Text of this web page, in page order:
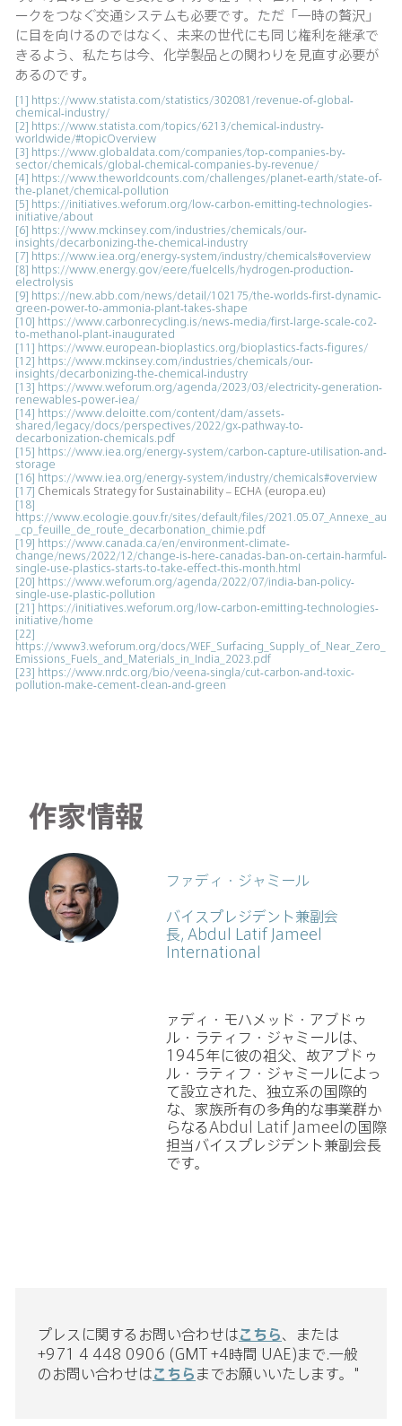
ークをつなぐ交通システムも必要です。ただ「一時の贅沢」
に目を向けるのではなく、未来の世代にも同じ権利を継承で
きるよう、私たちは今、化学製品との関わりを見直す必要が
あるのです。
[1] https://www.statista.com/statistics/302081/revenue-of-global-
chemical-industry/
[2] https://www.statista.com/topics/6213/chemical-industry-
worldwide/#topicOverview
[3] https://www.globaldata.com/companies/top-companies-by-
sector/chemicals/global-chemical-companies-by-revenue/
[4] https://www.theworldcounts.com/challenges/planet-earth/state-of-
the-planet/chemical-pollution
[5] https://initiatives.weforum.org/low-carbon-emitting-technologies-
initiative/about
[6] https://www.mckinsey.com/industries/chemicals/our-
insights/decarbonizing-the-chemical-industry
[7] https://www.iea.org/energy-system/industry/chemicals#overview
[8] https://www.energy.gov/eere/fuelcells/hydrogen-production-
electrolysis
[9] https://new.abb.com/news/detail/102175/the-worlds-first-dynamic-
green-power-to-ammonia-plant-takes-shape
[10] https://www.carbonrecycling.is/news-media/first-large-scale-co2-
to-methanol-plant-inaugurated
[11] https://www.european-bioplastics.org/bioplastics-facts-figures/
[12] https://www.mckinsey.com/industries/chemicals/our-
insights/decarbonizing-the-chemical-industry
[13] https://www.weforum.org/agenda/2023/03/electricity-generation-
renewables-power-iea/
[14] https://www.deloitte.com/content/dam/assets-
shared/legacy/docs/perspectives/2022/gx-pathway-to-
decarbonization-chemicals.pdf
[15] https://www.iea.org/energy-system/carbon-capture-utilisation-and-
storage
[16] https://www.iea.org/energy-system/industry/chemicals#overview
[17] Chemicals Strategy for Sustainability – ECHA (europa.eu)
[18]
https://www.ecologie.gouv.fr/sites/default/files/2021.05.07_Annexe_au
_cp_feuille_de_route_decarbonation_chimie.pdf
[19] https://www.canada.ca/en/environment-climate-
change/news/2022/12/change-is-here-canadas-ban-on-certain-harmful-
single-use-plastics-starts-to-take-effect-this-month.html
[20] https://www.weforum.org/agenda/2022/07/india-ban-policy-
single-use-plastic-pollution
[21] https://initiatives.weforum.org/low-carbon-emitting-technologies-
initiative/home
[22]
https://www3.weforum.org/docs/WEF_Surfacing_Supply_of_Near_Zero_
Emissions_Fuels_and_Materials_in_India_2023.pdf
[23] https://www.nrdc.org/bio/veena-singla/cut-carbon-and-toxic-
pollution-make-cement-clean-and-green
作家情報
ファディ・ジャミール
バイスプレジデント兼副会
長, Abdul Latif Jameel
International
ァディ・モハメッド・アブドゥ
ル・ラティフ・ジャミールは、
1945年に彼の祖父、故アブドゥ
ル・ラティフ・ジャミールによっ
て設立された、独立系の国際的
な、家族所有の多角的な事業群か
らなるAbdul Latif Jameelの国際
担当バイスプレジデント兼副会長
です。
プレスに関するお問い合わせはこちら、または
+971 4 448 0906 (GMT +4時間 UAE)まで.一般
のお問い合わせはこちらまでお願いいたします。"